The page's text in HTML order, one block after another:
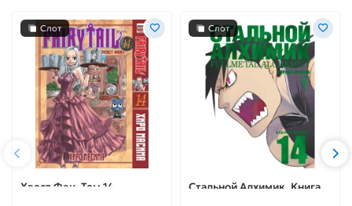
Слот
Хвост Феи. Том 14
Слот
Стальной Алхимик. Книга